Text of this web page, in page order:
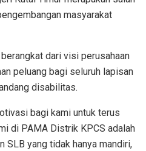
masyarakat
dari visi perusahaan
peluang bagi seluruh lapisan
disabilitas.
bagi kami untuk terus
di PAMA Distrik KPCS adalah
SLB yang tidak hanya mandiri,